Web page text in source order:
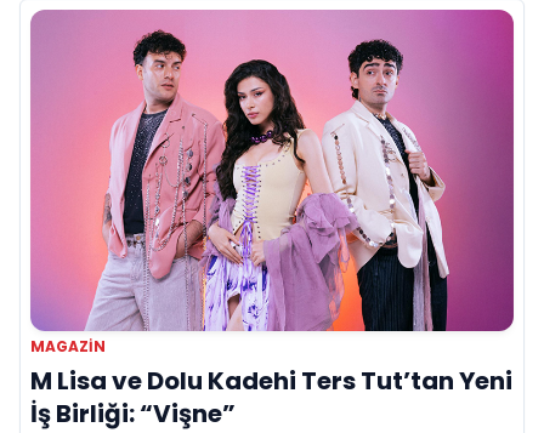
MAGAZIN
M Lisa ve Dolu Kadehi Ters Tut’tan Yeni
İş Birliği: “Vişne”